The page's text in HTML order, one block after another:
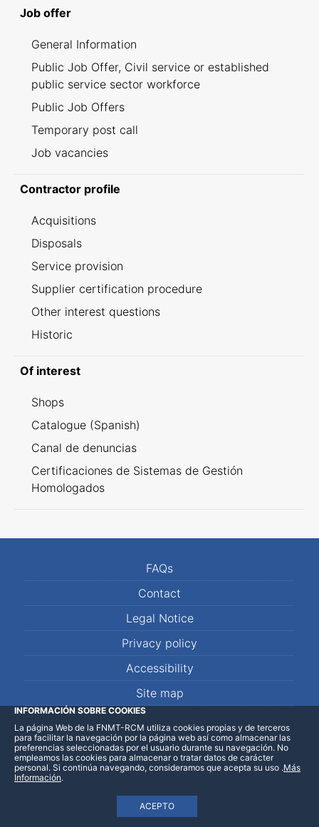
Job offer
General Information
Public Job Offer, Civil service or established
public service sector workforce
Public Job Offers
Temporary post call
Job vacancies
Contractor profile
Acquisitions
Disposals
Service provision
Supplier certification procedure
Other interest questions
Historic
Of interest
Shops
Catalogue (Spanish)
Canal de denuncias
Certificaciones de Sistemas de Gestión
Homologados
FAQs
Contact
Legal Notice
Privacy policy
Accessibility
Site map
LinkedInFacebookWhatsApp
INFORMACIÓN SOBRE COOKIES
La página Web de la FNMT-RCM utiliza cookies propias y de terceros
para facilitar la navegación por la página web así como almacenar las
preferencias seleccionadas por el usuario durante su navegación. No
empleamos las cookies para almacenar o tratar datos de carácter
personal. Si continúa navegando, consideramos que acepta su uso
ACEPTO
.Más
Información.